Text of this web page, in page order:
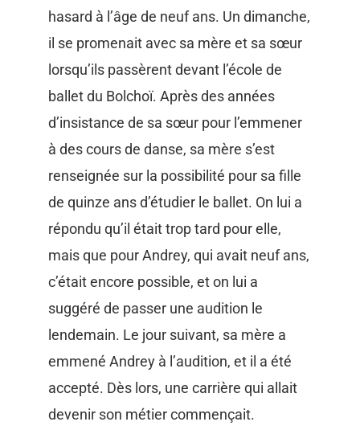
hasard à l’âge de neuf ans. Un dimanche,
il se promenait avec sa mère et sa sœur
lorsqu’ils passèrent devant l’école de
ballet du Bolchoï. Après des années
d’insistance de sa sœur pour l’emmener
à des cours de danse, sa mère s’est
renseignée sur la possibilité pour sa fille
de quinze ans d’étudier le ballet. On lui a
répondu qu’il était trop tard pour elle,
mais que pour Andrey, qui avait neuf ans,
c’était encore possible, et on lui a
suggéré de passer une audition le
lendemain. Le jour suivant, sa mère a
emmené Andrey à l’audition, et il a été
accepté. Dès lors, une carrière qui allait
devenir son métier commençait.